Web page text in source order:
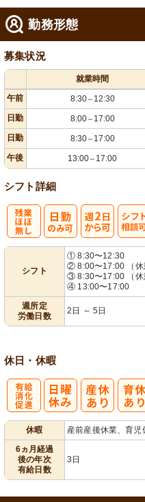
勤務形態
募集状況
就業時間
午前
8:30～ 12:30
日勤 8:00～ 17:00
日勤 8:30～ 17:00
午後 13:00～ 17:00
シフト詳細
シフト
① 8:30〜12:30
② 8:00〜17:00 （休
③ 8:30〜17:00 （休
④ 13:00〜17:00
週所定
労働日数
2日 ～ 5日
休日・休暇
休暇
産前産後休業、育
6ヵ月経過
後の年次
有給日数
3日